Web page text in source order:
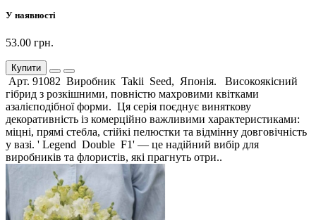
У наявності
53.00 грн.
Купити
Арт. 91082 Виробник Takii Seed, Японія. Високоякісний
гібрид з розкішними, повністю махровими квітками
азалієподібної форми. Ця серія поєднує виняткову
декоративність із комерційно важливими характеристиками:
міцні, прямі стебла, стійкі пелюстки та відмінну довговічність
у вазі. ' Legend Double F1' — це надійний вибір для
виробників та флористів, які прагнуть отри..